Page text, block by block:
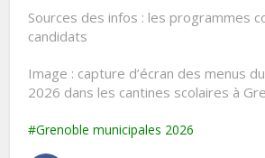
Sources des infos : les programmes
candidats
Image : capture d’écran des menus
2026 dans les cantines scolaires à
Grenoble municipales 2026